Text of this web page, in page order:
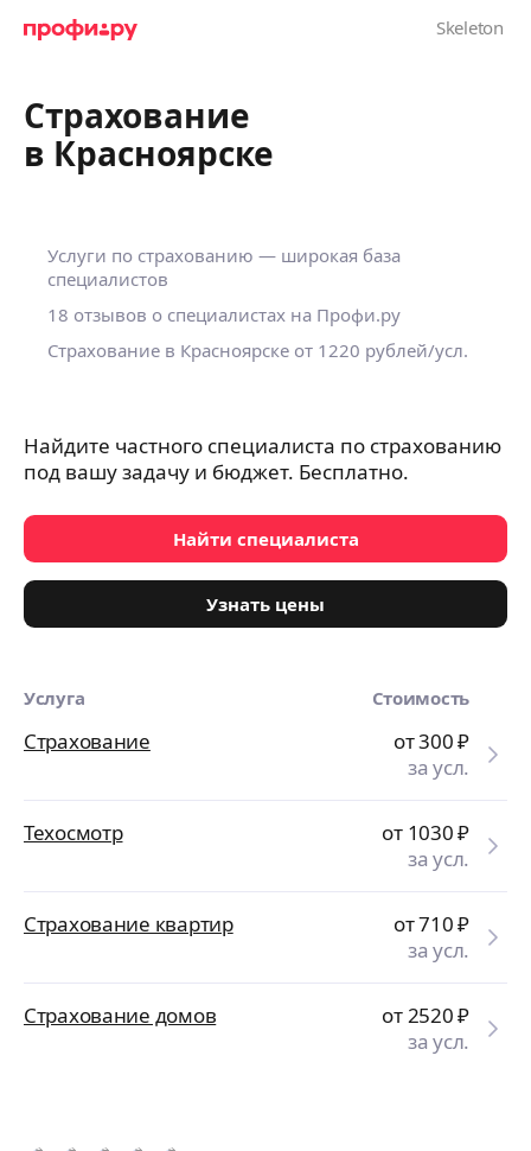
Страхование
в Красноярске
Услуги по страхованию — широкая база
специалистов
18 отзывов о специалистах на Профи.ру
Страхование в Красноярске от 1220 рублей/усл.
Найдите частного специалиста по страхованию
под вашу задачу и бюджет. Бесплатно.
Найти специалиста
Узнать цены
Услуга Стоимость
Страхование от 300₽
за усл.
Техосмотр от 1030₽
за усл.
Страхование квартир от 710₽
за усл.
Страхование домов от 2520₽
за усл.